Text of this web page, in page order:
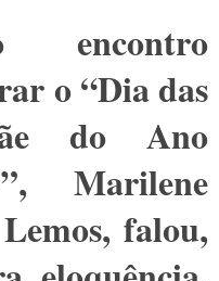
encontro
o “Dia das
do Ano
Marilene
falou,